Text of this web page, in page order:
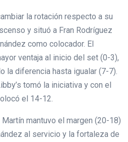
la rotación respecto a su
y situó a Fran Rodríguez
como colocador. El
ventaja al inicio del set (0-3),
la diferencia hasta igualar (7-7).
tomó la iniciativa y con el
el 14-12.
mantuvo el margen (20-18)
al servicio y la fortaleza de